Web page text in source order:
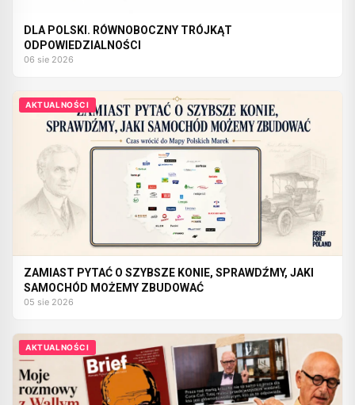
DLA POLSKI. RÓWNOBOCZNY TRÓJKĄT
ODPOWIEDZIALNOŚCI
06 sie 2026
AKTUALNOŚCI
ZAMIAST PYTAĆ O SZYBSZE KONIE, SPRAWDŹMY, JAKI
SAMOCHÓD MOŻEMY ZBUDOWAĆ
05 sie 2026
AKTUALNOŚCI